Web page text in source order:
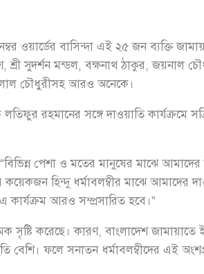
ওয়ার্ডের বাসিন্দা এই ২৫ জন ব্যক্তি
শ্রী সুদর্শন মন্ডল, বক্ষনাথ ঠাকুর,
চৌধুরীসহ আরও অনেকে।
লতিফুর রহমানের সঙ্গে দাওয়াতি
পেশা ও মতের মানুষের মাঝে আমাদের
কয়েকজন হিন্দু ধর্মাবলম্বীর মাঝে আমাদের
আরও সম্প্রসারিত হবে।”
সৃষ্টি করেছে। কারণ, বাংলাদেশ জামায়াতে
বেশি। ফলে সনাতন ধর্মাবলম্বীদের এই